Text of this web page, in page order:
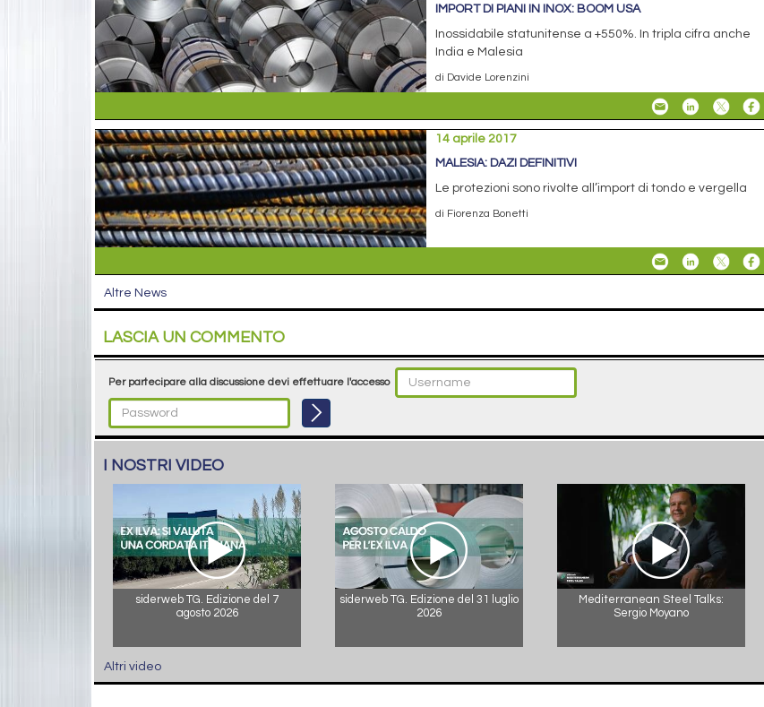
IMPORT DI PIANI IN INOX: BOOM USA
Inossidabile statunitense a +550%. In tripla cifra anche
India e Malesia
di Davide Lorenzini
14 aprile 2017
MALESIA: DAZI DEFINITIVI
Le protezioni sono rivolte all’import di tondo e vergella
di Fiorenza Bonetti
Altre News
LASCIA UN COMMENTO
Per partecipare alla discussione devi effettuare l'accesso
I NOSTRI VIDEO
siderweb TG. Edizione del 7
agosto 2026
siderweb TG. Edizione del 31 luglio
2026
Mediterranean Steel Talks:
Sergio Moyano
Altri video